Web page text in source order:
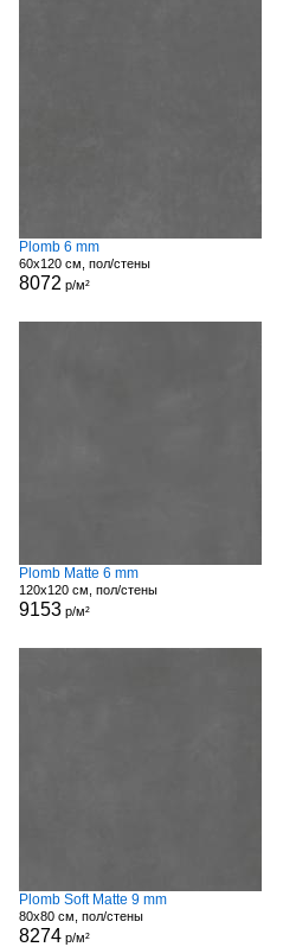
Plomb 6 mm
60x120 см, пол/стены
8072 р/м²
Plomb Matte 6 mm
120x120 см, пол/стены
9153 р/м²
Plomb Soft Matte 9 mm
80x80 см, пол/стены
8274 р/м²